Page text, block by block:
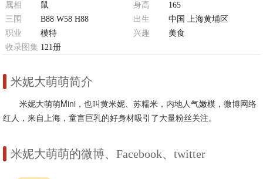
属相
鼠 身高
165
三围
B88 W58 H88 出生
中国 上海黄埔区
职业
模特 兴趣
美食
收录图集 121册
米妮大萌萌简介
米妮大萌萌Mini，也叫黄米妮、苏糯米，内地人气嫩模，微博网络
红人，来自上海，童言巨乳的好身材吸引了大量粉丝关注。
米妮大萌萌的微博、Facebook、twitter